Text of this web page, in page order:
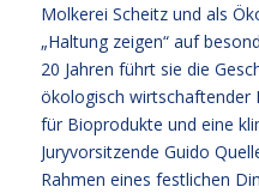
Molkerei Scheitz und als
„Haltung zeigen“ auf
20 Jahren führt sie die
ökologisch wirtschaftender
für Bioprodukte und eine
Juryvorsitzende Guido
Rahmen eines festlichen